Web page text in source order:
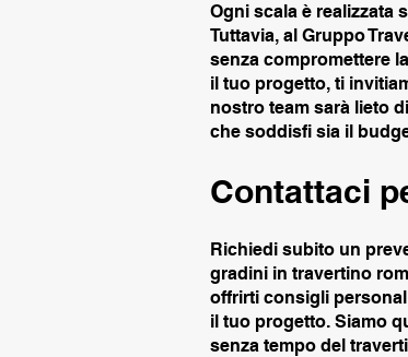
Ogni scala è realizzata
Tuttavia, al Gruppo
senza compromettere
il tuo progetto, ti
nostro team sarà lieto
che soddisfi sia il
Contattaci
Richiedi subito un
gradini in travertino
offrirti consigli
il tuo progetto. Siamo
senza tempo del